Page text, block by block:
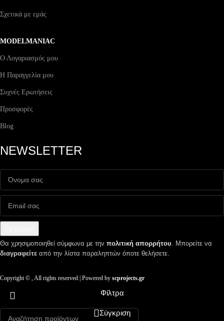
Σχετικά με εμάς
MODELMANIAC
Ο Λογαριασμός μου
Η Παραγγελία μου
Συχνές Ερωτήσεις
Προσφορές
Blog
NEWSLETTER
Θα χρησιμοποιηθεί σύμφωνα με την πολιτική απορρήτου . Μπορείτε να
διαγραφείτε από την λίστα παραληπτών όποτε θελήσετε.
Copyright © , All rights reserved | Powered by scprojects.gr
Φίλτρα
Σύγκριση